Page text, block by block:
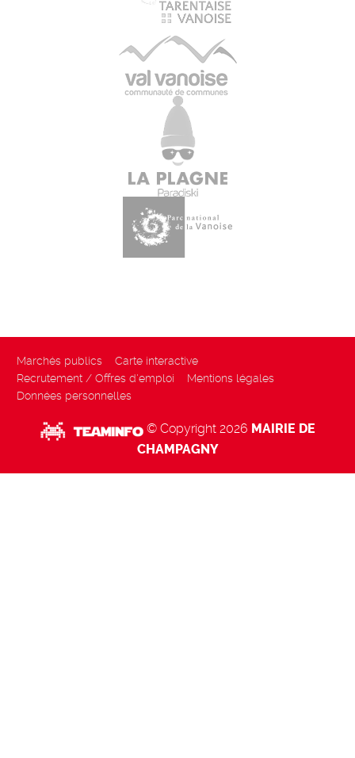
Marchés publics
Carte interactive
Recrutement / Offres d'emploi
Mentions légales
Données personnelles
© Copyright 2026 MAIRIE DE
CHAMPAGNY